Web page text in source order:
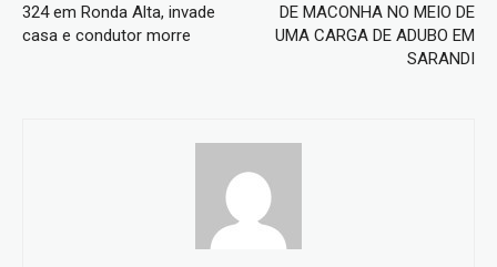
324 em Ronda Alta, invade
casa e condutor morre
DE MACONHA NO MEIO DE
UMA CARGA DE ADUBO EM
SARANDI